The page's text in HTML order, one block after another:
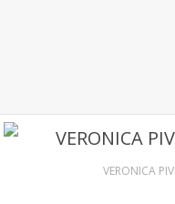
VERONICA